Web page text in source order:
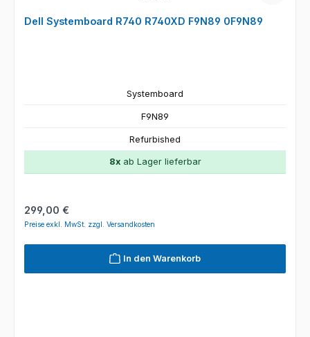
Dell Systemboard R740 R740XD F9N89 0F9N89
Systemboard
F9N89
Refurbished
8xab Lager lieferbar
Regulärer Preis:
299,00 €
Preise exkl. MwSt. zzgl. Versandkosten
In den Warenkorb